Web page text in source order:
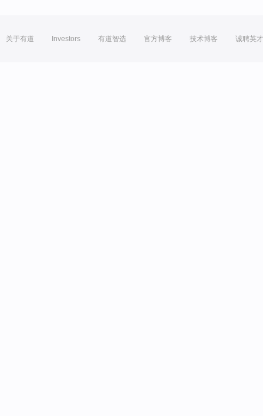
关于有道 Investors 有道智选 官方博客 技术博客 诚聘英才